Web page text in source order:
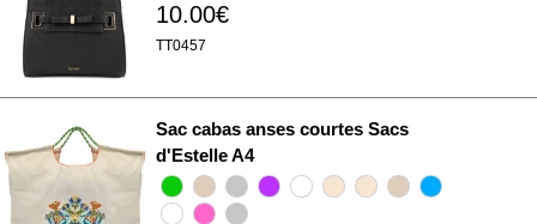
10.00€
TT0457
Sac cabas anses courtes Sacs
d'Estelle A4